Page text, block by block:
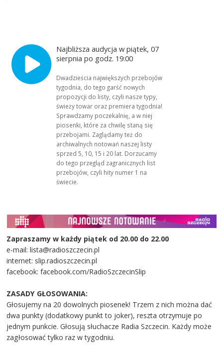
Najbliższa audycja w piątek, 07
sierpnia po godz. 19:00
Dwadzieścia największych przebojów
tygodnia, do tego garść nowych
propozycji do listy, czyli nasze typy,
świeży towar oraz premiera tygodnia!
Sprawdzamy poczekalnię, a w niej
piosenki, które za chwilę staną się
przebojami. Zaglądamy też do
archiwalnych notowań naszej listy
sprzed 5, 10, 15 i 20 lat. Dorzucamy
do tego przegląd zagranicznych list
przebojów, czyli hity numer 1 na
świecie.
Zapraszamy w każdy piątek od 20.00 do 22.00
e-mail: lista@radioszczecin.pl
internet: slip.radioszczecin.pl
facebook: facebook.com/RadioSzczecinSlip
ZASADY GŁOSOWANIA:
Głosujemy na 20 dowolnych piosenek! Trzem z nich można dać
dwa punkty (dodatkowy punkt to joker), reszta otrzymuje po
jednym punkcie. Głosują słuchacze Radia Szczecin. Każdy może
zagłosować tylko raz w tygodniu.